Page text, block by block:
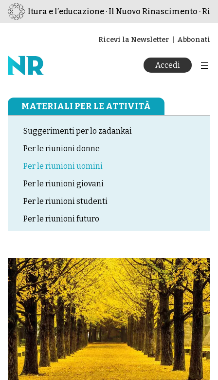
la cultura e l’educazione · Il Nuovo Rinascimento ·
Ricevi la Newsletter Abbonati
Accedi
MATERIALI PER LE ATTIVITÀ
Suggerimenti per lo zadankai
Per le riunioni donne
Per le riunioni uomini
Per le riunioni giovani
Per le riunioni studenti
Per le riunioni futuro